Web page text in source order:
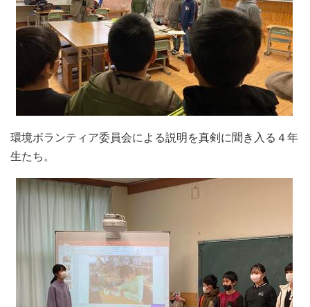
環境ボランティア委員会による説明を真剣に聞き入る４年
生たち。